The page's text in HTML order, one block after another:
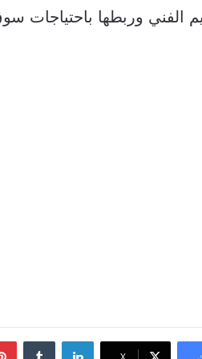
الفني وربطها باحتياجات
لينكدإن